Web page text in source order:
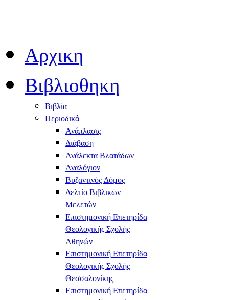
Αρχικη
Βιβλιοθηκη
Βιβλία
Περιοδικά
Ανάπλασις
Διάβαση
Ανάλεκτα Βλατάδων
Αναλόγιον
Βυζαντινός Δόμος
Δελτίο Βιβλικών
Μελετών
Επιστημονική Επετηρίδα
Θεολογικής Σχολής
Αθηνών
Επιστημονική Επετηρίδα
Θεολογικής Σχολής
Θεσσαλονίκης
Επιστημονική Επετηρίδα